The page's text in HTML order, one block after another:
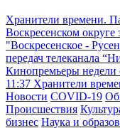
Хранители времени.
Воскресенском
"Воскресенское -
передач телеканала
Кинопремьеры недели
11:37 Хранители
Новости COVID-19
Происшествия
бизнес Наука и